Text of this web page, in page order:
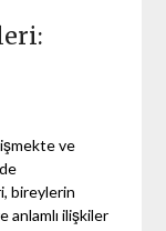
ve
bireylerin
anlamlı ilişkiler